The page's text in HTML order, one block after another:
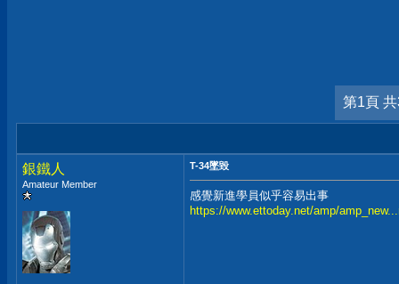
第1頁
銀鐵人
Amateur Member
T-34墜毀
感覺新進學員似乎容易出事
https://www.ettoday.net/amp/